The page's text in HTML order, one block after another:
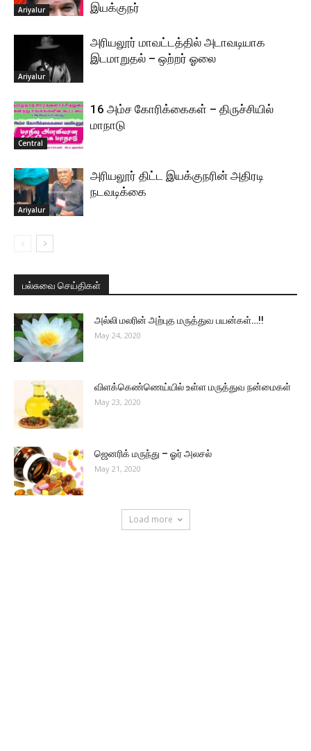
Ariyalur
இயக்குநர்
Ariyalur
அரியலூர் மாவட்டத்தில் அடாவடியாக
இடமாறுதல் – ஒற்றர் ஓலை
Central
16 அம்ச கோரிக்கைகள் – திருச்சியில்
மாநாடு
Ariyalur
அரியலூர் திட்ட இயக்குநரின் அதிரடி
நடவடிக்கை
பல்சுவை செய்திகள்
அல்லி மலரின் அற்புத மருத்துவ பயன்கள்…!!
May 24, 2020
விளக்கெண்ணெய்யில் உள்ள மருத்துவ நன்மைகள்
May 23, 2020
ஜெனரிக் மருந்து – ஓர் அலசல்
May 21, 2020
Load more